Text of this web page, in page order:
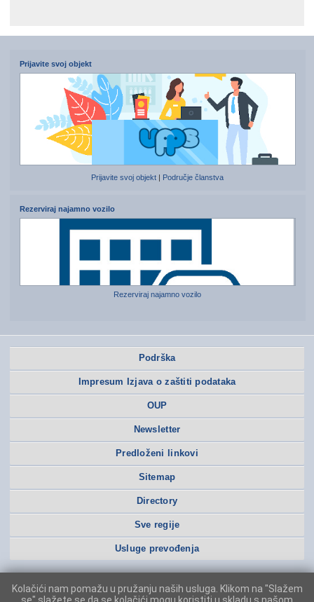
Prijavite svoj objekt
Prijavite svoj objekt Područje članstva
Rezerviraj najamno vozilo
Rezerviraj najamno vozilo
Podrška
Impresum Izjava o zaštiti podataka
OUP
Newsletter
Predloženi linkovi
Sitemap
Directory
Sve regije
Usluge prevođenja
Kolačići nam pomažu u pružanju naših usluga. Klikom na "Slažem